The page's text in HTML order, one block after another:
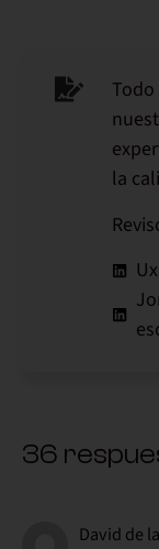
la
36
David de